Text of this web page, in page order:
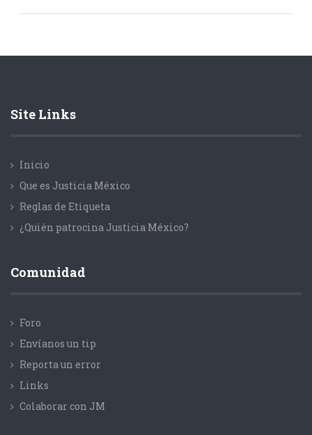
Site Links
Inicio
Que es Justicia México
Reglas de Etiqueta
¿Quién patrocina Justicia México?
Comunidad
Foro
Envíanos un tip
Reporta un error
Links
Colaborar con JM